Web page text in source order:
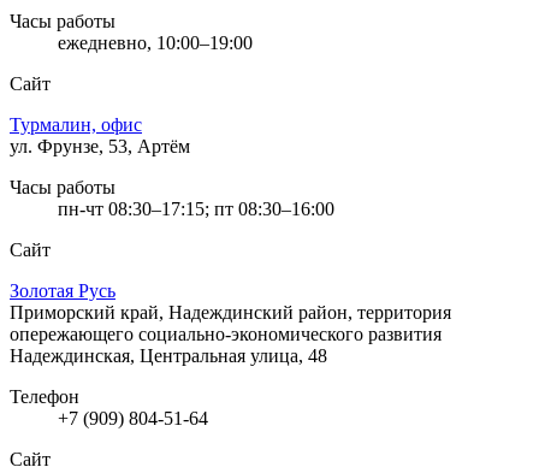
Часы работы
ежедневно, 10:00–19:00
Сайт
Турмалин, офис
ул. Фрунзе, 53, Артём
Часы работы
пн-чт 08:30–17:15; пт 08:30–16:00
Сайт
Золотая Русь
Приморский край, Надеждинский район, территория
опережающего социально-экономического развития
Надеждинская, Центральная улица, 48
Телефон
+7 (909) 804-51-64
Сайт